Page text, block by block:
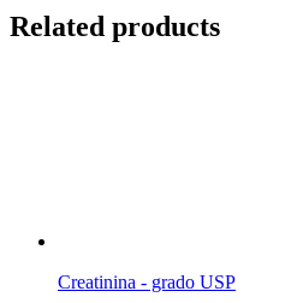
Related products
Creatinina - grado USP